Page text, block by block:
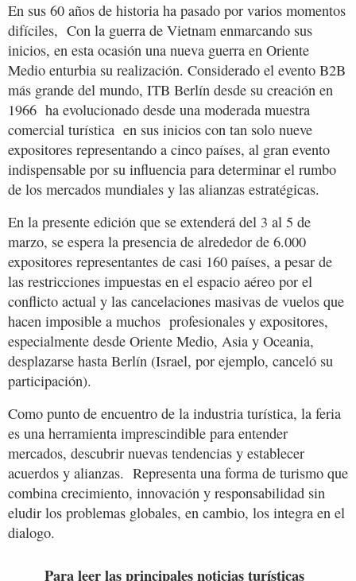
En sus 60 años de historia ha pasado por varios momentos
difíciles, Con la guerra de Vietnam enmarcando sus
inicios, en esta ocasión una nueva guerra en Oriente
Medio enturbia su realización. Considerado el evento B2B
más grande del mundo, ITB Berlín desde su creación en
1966 ha evolucionado desde una moderada muestra
comercial turística en sus inicios con tan solo nueve
expositores representando a cinco países, al gran evento
indispensable por su influencia para determinar el rumbo
de los mercados mundiales y las alianzas estratégicas.
En la presente edición que se extenderá del 3 al 5 de
marzo, se espera la presencia de alrededor de 6.000
expositores representantes de casi 160 países, a pesar de
las restricciones impuestas en el espacio aéreo por el
conflicto actual y las cancelaciones masivas de vuelos que
hacen imposible a muchos profesionales y expositores,
especialmente desde Oriente Medio, Asia y Oceania,
desplazarse hasta Berlín (Israel, por ejemplo, canceló su
participación).
Como punto de encuentro de la industria turística, la feria
es una herramienta imprescindible para entender
mercados, descubrir nuevas tendencias y establecer
acuerdos y alianzas. Representa una forma de turismo que
combina crecimiento, innovación y responsabilidad sin
eludir los problemas globales, en cambio, los integra en el
dialogo.
Para leer las principales noticias turísticas